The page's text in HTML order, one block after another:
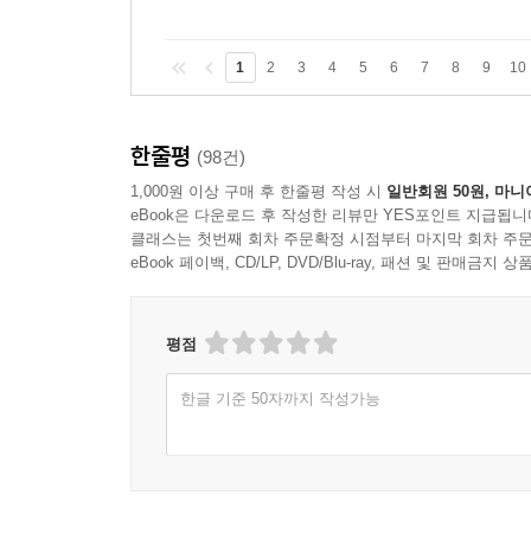
말콤 글래드웰은 관습적인 지혜를 뛰어넘는 글
1 2 3 4 5 6 7 8 9 10
한줄평 (98건)
1,000원 이상 구매 후 한줄평 작성 시 일반회원 50원, 마니
eBook은 다운로드 후 작성한 리뷰만 YES포인트 지급됩니
클래스는 첫번째 회차 주문확정 시점부터 마지막 회차 주
eBook 페이백, CD/LP, DVD/Blu-ray, 패션 및 판매금지 상
평점
한글 기준 50자까지 작성가능